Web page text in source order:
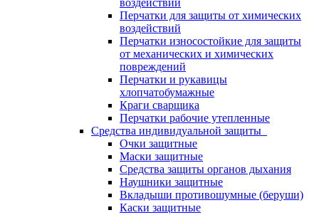
воздействий
Перчатки для защиты от химических
воздействий
Перчатки износостойкие для защиты
от механических и химических
повреждений
Перчатки и рукавицы
хлопчатобумажные
Краги сварщика
Перчатки рабочие утепленные
Средства индивидуальной защиты
Очки защитные
Маски защитные
Средства защиты органов дыхания
Наушники защитные
Вкладыши противошумные (беруши)
Каски защитные